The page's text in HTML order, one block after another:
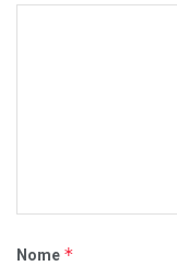
Nome *